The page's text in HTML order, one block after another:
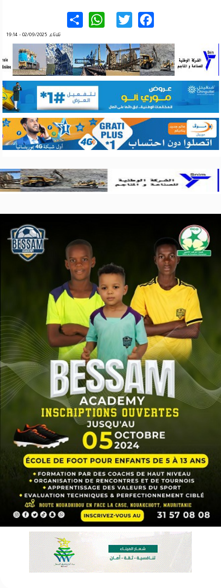
Facebook
Twitter
WhatsApp
ثلاثاء, 02/09/2025 - 19:14